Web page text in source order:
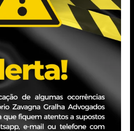
precisa saber: que se a sua
civil pública, a primeira medida é
especializada, a qual verificará
interesse social e, caso
a ilegitimidade do
ajuizamento da ação, pelo fato
a esfera puramente
que a discussão se mantenha